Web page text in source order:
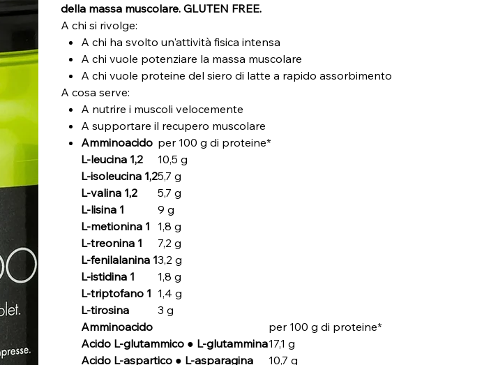
della massa muscolare. GLUTEN FREE.
A chi si rivolge:
A chi ha svolto un'attività fisica intensa
A chi vuole potenziare la massa muscolare
A chi vuole proteine del siero di latte a rapido assorbimento
A cosa serve:
A nutrire i muscoli velocemente
A supportare il recupero muscolare
Amminoacido per 100 g di proteine*
L-leucina 1,2
10,5 g
L-isoleucina 1,25,7 g
L-valina 1,2
5,7 g
L-lisina 1
9 g
L-metionina 1
1,8 g
L-treonina 1
7,2 g
L-fenilalanina 13,2 g
L-istidina 1
1,8 g
L-triptofano 1 1,4 g
L-tirosina
3 g
Amminoacido
per 100 g di proteine*
Acido L-glutammico ● L-glutammina17,1 g
Acido L-aspartico ● L-asparagina
10,7 g